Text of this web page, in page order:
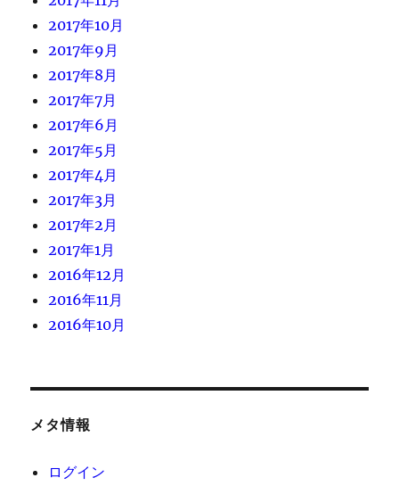
2017年10月
2017年9月
2017年8月
2017年7月
2017年6月
2017年5月
2017年4月
2017年3月
2017年2月
2017年1月
2016年12月
2016年11月
2016年10月
メタ情報
ログイン